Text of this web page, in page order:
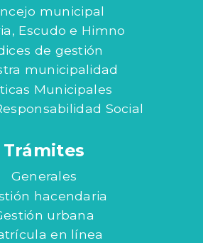
municipal
Escudo e Himno
de gestión
municipalidad
Municipales
Social
Trámites
Generales
hacendaria
urbana
en línea